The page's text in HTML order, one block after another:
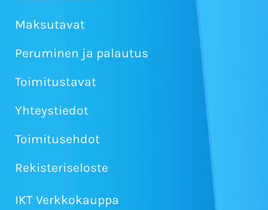
Maksutavat
Peruminen ja palautus
Toimitustavat
Yhteystiedot
Toimitusehdot
Rekisteriseloste
IKT Verkkokauppa